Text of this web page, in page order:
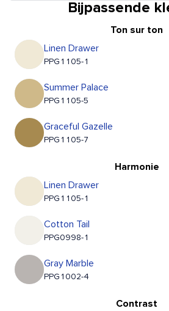
Bijpassende
Ton sur ton
Linen Drawer
PPG1105-1
Summer Palace
PPG1105-5
Graceful Gazelle
PPG1105-7
Harmonie
Linen Drawer
PPG1105-1
Cotton Tail
PPG0998-1
Gray Marble
PPG1002-4
Contrast